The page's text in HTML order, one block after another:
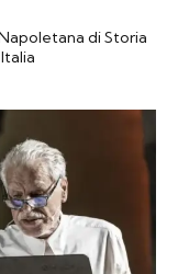
di Storia